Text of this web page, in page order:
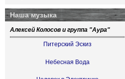
Наша музыка
Алексей Колосов и группа "Аура"
Питерский Эскиз
Небесная Вода